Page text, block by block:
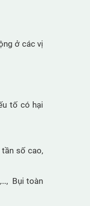
ở các vị
tố có hại
số cao,
Bụi toàn